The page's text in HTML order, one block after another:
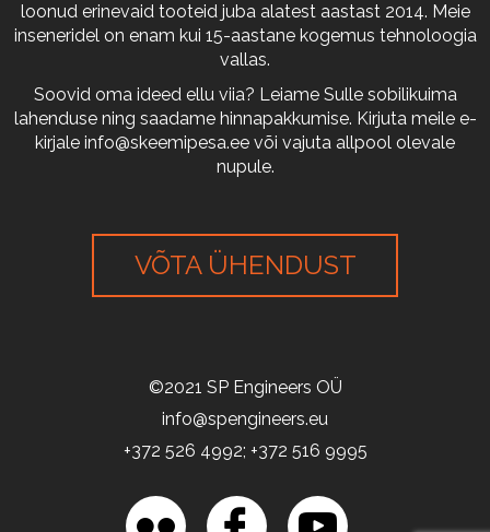
loonud erinevaid tooteid juba alatest aastast 2014. Meie
inseneridel on enam kui 15-aastane kogemus tehnoloogia
vallas.
Soovid oma ideed ellu viia? Leiame Sulle sobilikuima
lahenduse ning saadame hinnapakkumise. Kirjuta meile e-
kirjale info@skeemipesa.ee või vajuta allpool olevale
nupule.
VÕTA ÜHENDUST
©2021 SP Engineers OÜ
info@spengineers.eu
+372 526 4992; +372 516 9995